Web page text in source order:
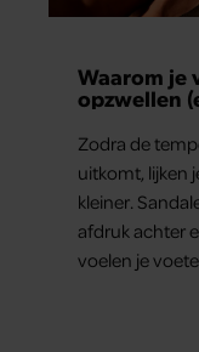
Waarom je
opzwellen
Zodra de
uitkomt, lijken
kleiner.
afdruk achter
voelen je